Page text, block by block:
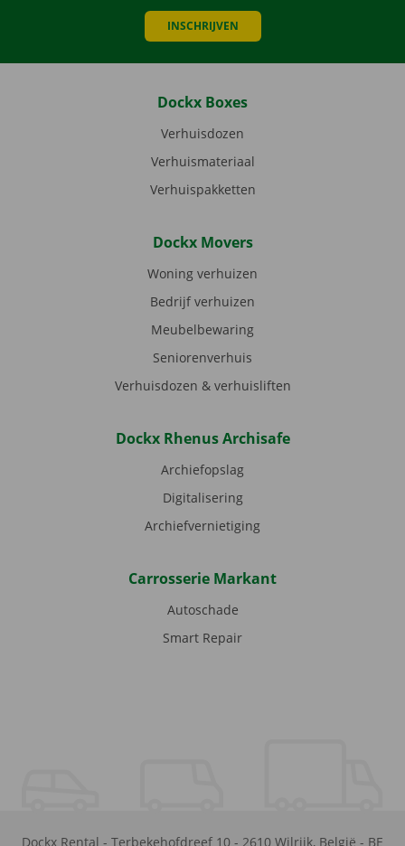
INSCHRIJVEN
Dockx Boxes
Verhuisdozen
Verhuismateriaal
Verhuispakketten
Dockx Movers
Woning verhuizen
Bedrijf verhuizen
Meubelbewaring
Seniorenverhuis
Verhuisdozen & verhuisliften
Dockx Rhenus Archisafe
Archiefopslag
Digitalisering
Archiefvernietiging
Carrosserie Markant
Autoschade
Smart Repair
Dockx Rental - Terbekehofdreef 10 - 2610 Wilrijk, België - BE